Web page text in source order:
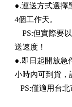
●.運送方式選擇
4個工作天。
PS:但實際要
送速度！
●.即日起開放急
小時內可到貨，
PS:僅適用台